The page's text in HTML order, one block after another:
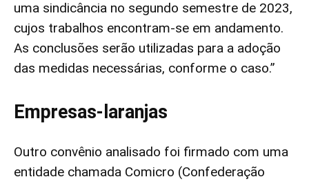
uma sindicância no segundo semestre de 2023,
cujos trabalhos encontram-se em andamento.
As conclusões serão utilizadas para a adoção
das medidas necessárias, conforme o caso.”
Empresas-laranjas
Outro convênio analisado foi firmado com uma
entidade chamada Comicro (Confederação